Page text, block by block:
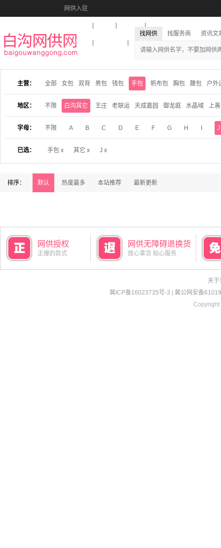
网供入驻
收藏本站
找网供 找服务商 资讯文
主营： 全部 女包 双背 男包 钱包 手包 帆布包 胸包 腰包 户外
地区： 不限 白沟其它 王庄 老联运 天成嘉园 御龙庭 水晶域 上
字母： 不限 A B C D E F G H J
已选： 手包 x 其它 x J x
排序： 默认 热度最多 本站推荐 最新更新
网供授权
正爆的款式
网供无障碍退换货
放心拿货 贴心服务
关于
冀ICP备16023735号-3
冀公网安备